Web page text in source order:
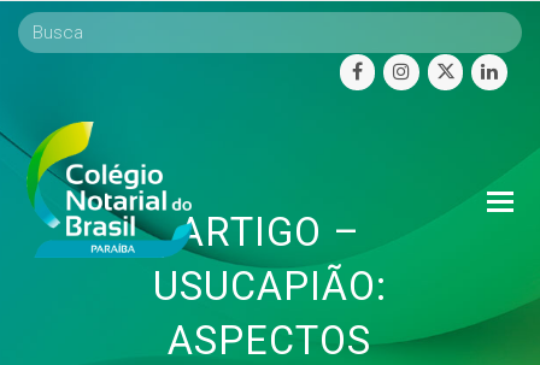
facebookinstagram
twitter
ARTIGO –
USUCAPIÃO:
ASPECTOS